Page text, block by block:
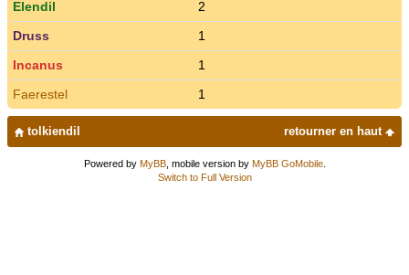
Elendil
2
Druss
1
Incanus
1
Faerestel
1
retourner en haut
tolkiendil
Powered by MyBB, mobile version by MyBB GoMobile.
Switch to Full Version